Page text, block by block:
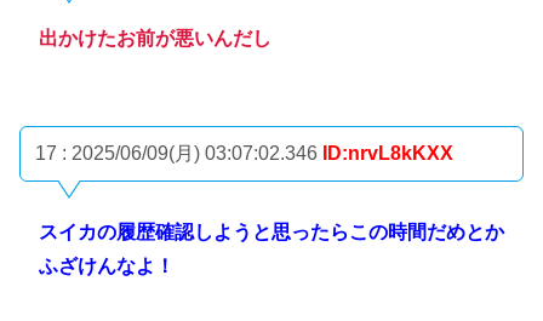
出かけたお前が悪いんだし
17 : 2025/06/09(月) 03:07:02.346 ID:nrvL8kKXX
スイカの履歴確認しようと思ったらこの時間だめとか
ふざけんなよ！